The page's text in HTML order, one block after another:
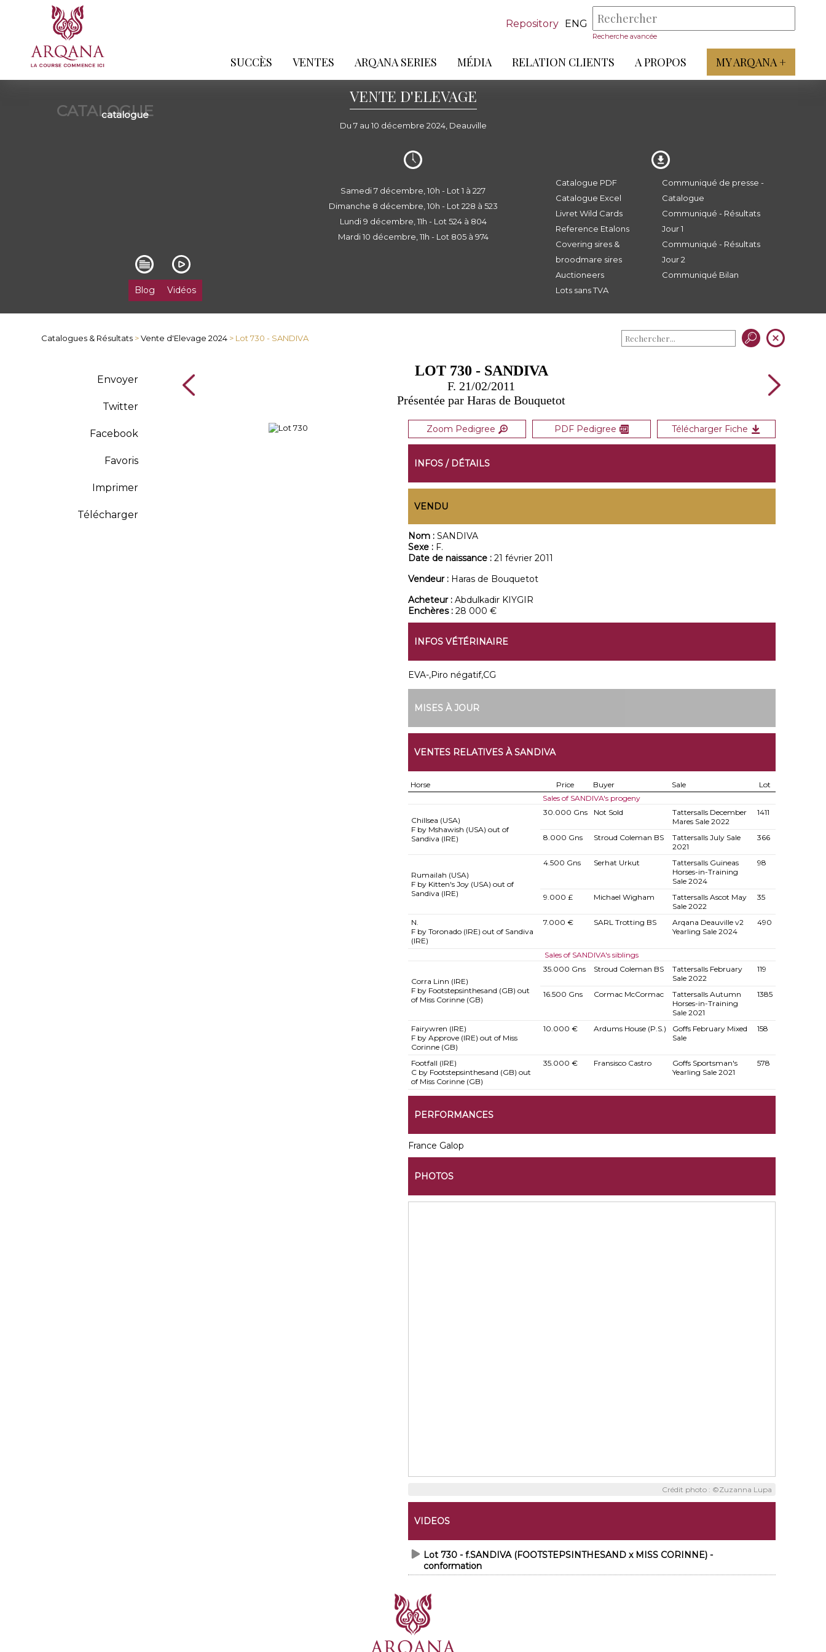
Repository ENG
Recherche avancée
SUCCÈS VENTES ARQANA SERIES MÉDIA RELATION CLIENTS A PROPOS MY ARQANA +
CATALOGUE
catalogue
VENTE D'ELEVAGE
Du 7 au 10 décembre 2024, Deauville
Blog Vidéos
Samedi 7 décembre, 10h - Lot 1 à 227
Dimanche 8 décembre, 10h - Lot 228 à 523
Lundi 9 décembre, 11h - Lot 524 à 804
Mardi 10 décembre, 11h - Lot 805 à 974
Catalogue PDF
Catalogue Excel
Livret Wild Cards
Reference Etalons
Covering sires &
broodmare sires
Auctioneers
Lots sans TVA
Communiqué de presse -
Catalogue
Communiqué - Résultats
Jour 1
Communiqué - Résultats
Jour 2
Communiqué Bilan
Catalogues & Résultats >Vente d'Elevage 2024 > Lot 730 - SANDIVA
Envoyer
Twitter
Facebook
Favoris
Imprimer
Télécharger
LOT 730 - SANDIVA
F. 21/02/2011
Présentée par Haras de Bouquetot
Zoom Pedigree PDF Pedigree Télécharger Fiche
INFOS / DÉTAILS
VENDU
Nom : SANDIVA
Sexe : F.
Date de naissance : 21 février 2011
Vendeur : Haras de Bouquetot
Acheteur : Abdulkadir KIYGIR
Enchères : 28 000 €
INFOS VÉTÉRINAIRE
EVA-,Piro négatif,CG
MISES À JOUR
VENTES RELATIVES À SANDIVA
Horse Price Buyer Sale
Lot
Sales of SANDIVA's progeny
Chillsea (USA)
F by Mshawish (USA) out of
Sandiva (IRE)
30.000 Gns Not Sold
Tattersalls December
Mares Sale 2022
1411
8.000 Gns Stroud Coleman BS
Tattersalls July Sale
2021
366
Rumailah (USA)
F by Kitten's Joy (USA) out of
Sandiva (IRE)
4.500 Gns Serhat Urkut
Tattersalls Guineas
Horses-in-Training
Sale 2024
98
9.000 £ Michael Wigham
Tattersalls Ascot May
Sale 2022
35
N.
F by Toronado (IRE) out of Sandiva
(IRE)
7.000 € SARL Trotting BS
Arqana Deauville v2
Yearling Sale 2024
490
Sales of SANDIVA's siblings
Corra Linn (IRE)
F by Footstepsinthesand (GB) out
of Miss Corinne (GB)
35.000 Gns Stroud Coleman BS
Tattersalls February
Sale 2022
119
16.500 Gns Cormac McCormac
Tattersalls Autumn
Horses-in-Training
Sale 2021
1385
Fairywren (IRE)
F by Approve (IRE) out of Miss
Corinne (GB)
10.000 € Ardums House (P.S.)
Goffs February Mixed
Sale
158
Footfall (IRE)
C by Footstepsinthesand (GB) out
of Miss Corinne (GB)
35.000 € Fransisco Castro
Goffs Sportsman's
Yearling Sale 2021
578
PERFORMANCES
France Galop
PHOTOS
Crédit photo : ©Zuzanna Lupa
VIDEOS
Lot 730 - f.SANDIVA (FOOTSTEPSINTHESAND x MISS CORINNE) -
conformation